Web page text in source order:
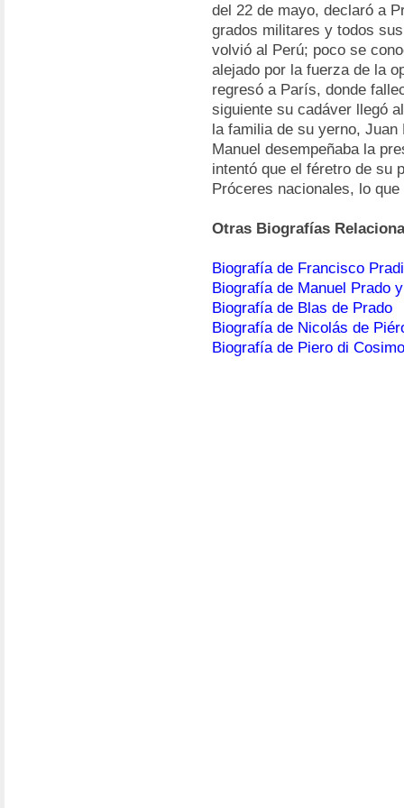
del 22 de mayo, declaró a
grados militares y todos
volvió al Perú; poco se
alejado por la fuerza de la
regresó a París, donde
siguiente su cadáver llegó
la familia de su yerno,
Manuel desempeñaba la
intentó que el féretro de su
Próceres nacionales, lo
Otras Biografías
Biografía de Francisco
Biografía de Manuel Prado
Biografía de Blas de Prado
Biografía de Nicolás de
Biografía de Piero di Cosimo